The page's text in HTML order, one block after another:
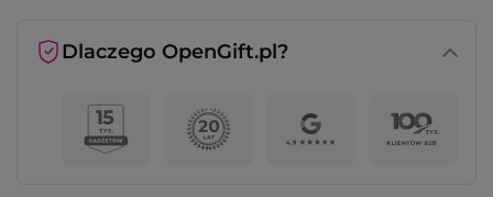
Dlaczego OpenGift.pl?